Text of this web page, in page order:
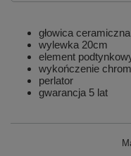
głowica ceramiczna
wylewka 20cm
element
wykończenie chrom
perlator
gwarancja 5 lat